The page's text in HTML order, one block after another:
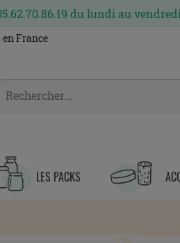
du lundi au
en France
LES PACKS